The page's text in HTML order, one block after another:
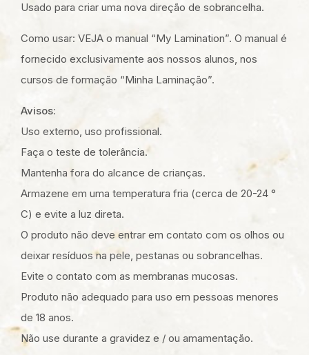
Usado para criar uma nova direção de sobrancelha.
Como usar: VEJA o manual “My Lamination”. O manual é
fornecido exclusivamente aos nossos alunos, nos
cursos de formação “Minha Laminação”.
Avisos:
Uso externo, uso profissional.
Faça o teste de tolerância.
Mantenha fora do alcance de crianças.
Armazene em uma temperatura fria (cerca de 20-24 °
C) e evite a luz direta.
O produto não deve entrar em contato com os olhos ou
deixar resíduos na pele, pestanas ou sobrancelhas.
Evite o contato com as membranas mucosas.
Produto não adequado para uso em pessoas menores
de 18 anos.
Não use durante a gravidez e / ou amamentação.